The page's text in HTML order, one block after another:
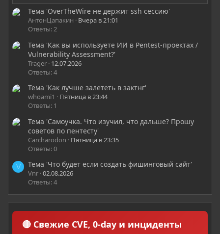
Тема 'OverTheWire не держит ssh сессию'
АнтонЦапакин
Вчера в 21:01
Ответы: 2
Тема 'Как вы используете ИИ в Pentest-проектах /
Vulnerability Assessment?'
Trager 12.07.2026
Ответы: 4
Тема 'Как лучше залететь в зактнг'
whoami1
Пятница в 23:44
Ответы: 1
Тема 'Самоучка. Что изучил, что дальше? Прошу
советов по пентесту'
Carcharodon
Пятница в 23:35
Ответы: 0
V Тема 'Что будет если создать фишинговый сайт'
Vnr 02.08.2026
Ответы: 4
🔴 Свежие CVE, 0-day и инциденты